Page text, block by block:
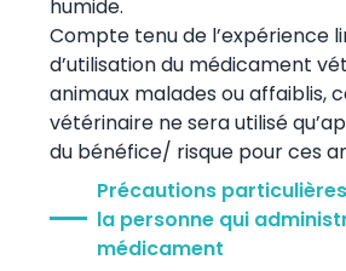
humide.
Compte tenu de l’expérience
d’utilisation du médicament
animaux malades ou affaiblis,
vétérinaire ne sera utilisé
du bénéfice/ risque pour ces
Précautions
la personne qui
médicament